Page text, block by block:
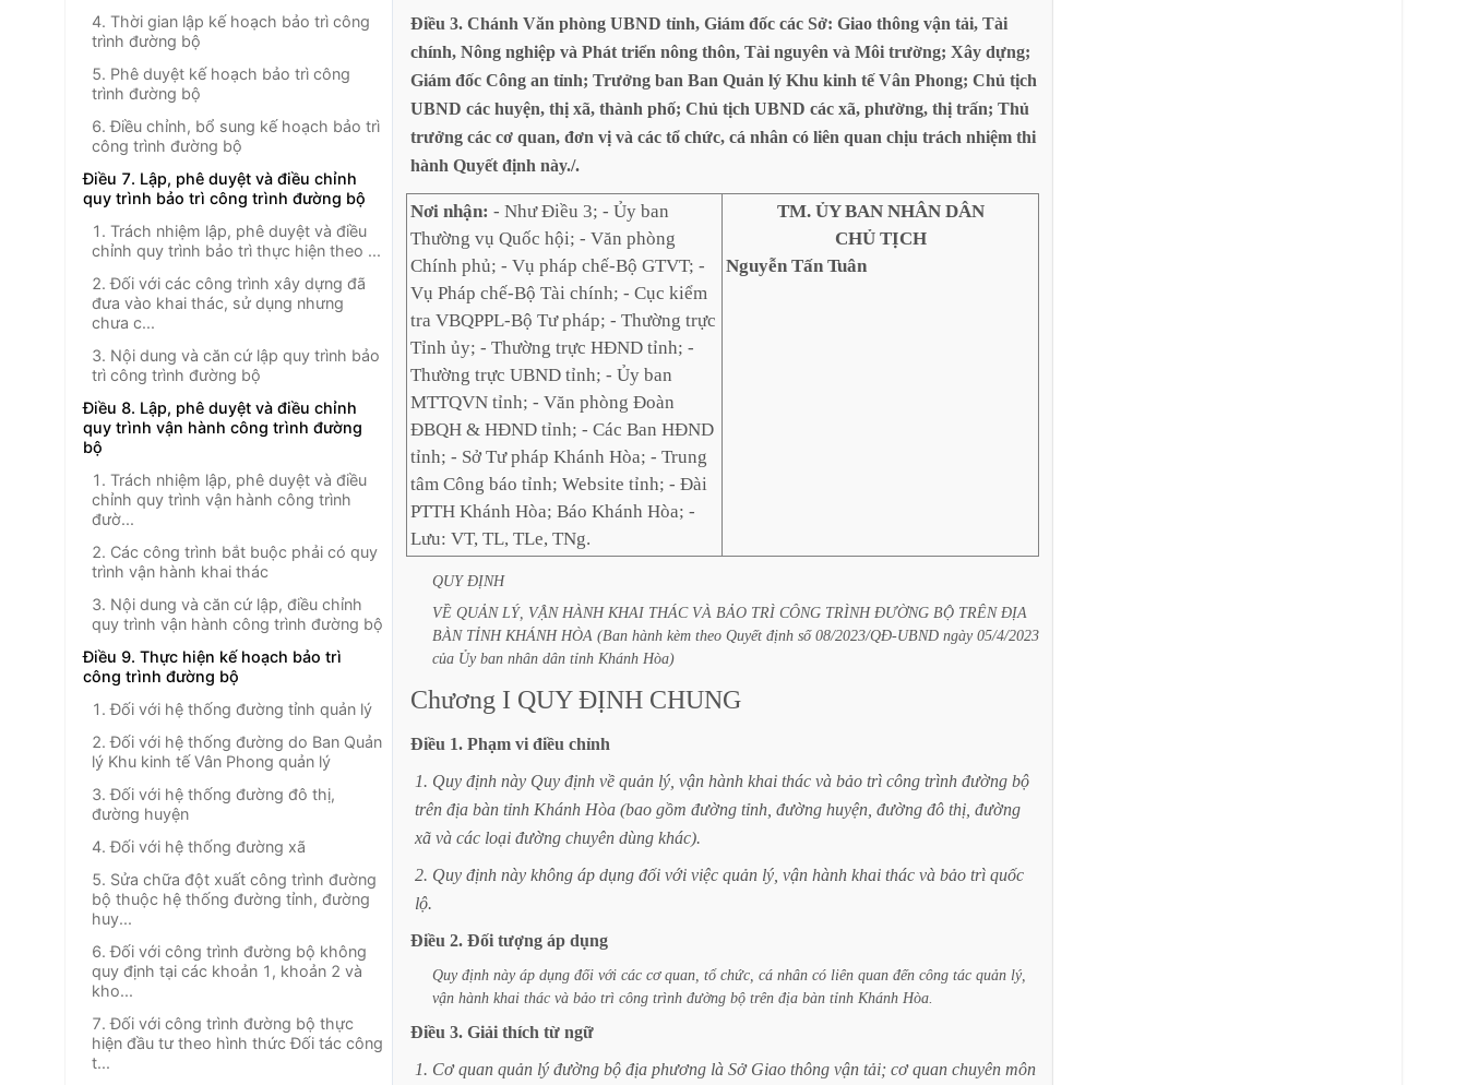
4. Thời gian lập kế hoạch bảo trì công
trình đường bộ
5. Phê duyệt kế hoạch bảo trì công
trình đường bộ
6. Điều chỉnh, bổ sung kế hoạch bảo trì
công trình đường bộ
Điều 7. Lập, phê duyệt và điều chỉnh
quy trình bảo trì công trình đường bộ
1. Trách nhiệm lập, phê duyệt và điều
chỉnh quy trình bảo trì thực hiện theo ...
2. Đối với các công trình xây dựng đã
đưa vào khai thác, sử dụng nhưng
chưa c...
3. Nội dung và căn cứ lập quy trình bảo
trì công trình đường bộ
Điều 8. Lập, phê duyệt và điều chỉnh
quy trình vận hành công trình đường
bộ
1. Trách nhiệm lập, phê duyệt và điều
chỉnh quy trình vận hành công trình
đườ...
2. Các công trình bắt buộc phải có quy
trình vận hành khai thác
3. Nội dung và căn cứ lập, điều chỉnh
quy trình vận hành công trình đường bộ
Điều 9. Thực hiện kế hoạch bảo trì
công trình đường bộ
1. Đối với hệ thống đường tỉnh quản lý
2. Đối với hệ thống đường do Ban Quản
lý Khu kinh tế Vân Phong quản lý
3. Đối với hệ thống đường đô thị,
đường huyện
4. Đối với hệ thống đường xã
5. Sửa chữa đột xuất công trình đường
bộ thuộc hệ thống đường tỉnh, đường
huy...
6. Đối với công trình đường bộ không
quy định tại các khoản 1, khoản 2 và
kho...
7. Đối với công trình đường bộ thực
hiện đầu tư theo hình thức Đối tác công
t...
Điều 3. Chánh Văn phòng UBND tỉnh, Giám đốc các Sở: Giao thông vận tải, Tài
chính, Nông nghiệp và Phát triển nông thôn, Tài nguyên và Môi trường; Xây dựng;
Giám đốc Công an tỉnh; Trưởng ban Ban Quản lý Khu kinh tế Vân Phong; Chủ tịch
UBND các huyện, thị xã, thành phố; Chủ tịch UBND các xã, phường, thị trấn; Thủ
trưởng các cơ quan, đơn vị và các tổ chức, cá nhân có liên quan chịu trách nhiệm thi
hành Quyết định này./.
Nơi nhận: - Như Điều 3; - Ủy ban
Thường vụ Quốc hội; - Văn phòng
Chính phủ; - Vụ pháp chế-Bộ GTVT; -
Vụ Pháp chế-Bộ Tài chính; - Cục kiểm
tra VBQPPL-Bộ Tư pháp; - Thường trực
Tỉnh ủy; - Thường trực HĐND tỉnh; -
Thường trực UBND tỉnh; - Ủy ban
MTTQVN tỉnh; - Văn phòng Đoàn
ĐBQH & HĐND tỉnh; - Các Ban HĐND
tỉnh; - Sở Tư pháp Khánh Hòa; - Trung
tâm Công báo tỉnh; Website tỉnh; - Đài
PTTH Khánh Hòa; Báo Khánh Hòa; -
Lưu: VT, TL, TLe, TNg.
TM. ỦY BAN NHÂN DÂN
CHỦ TỊCH
Nguyễn Tấn Tuân
QUY ĐỊNH
VỀ QUẢN LÝ, VẬN HÀNH KHAI THÁC VÀ BẢO TRÌ CÔNG TRÌNH ĐƯỜNG BỘ TRÊN ĐỊA
BÀN TỈNH KHÁNH HÒA (Ban hành kèm theo Quyết định số 08/2023/QĐ-UBND ngày 05/4/2023
của Ủy ban nhân dân tỉnh Khánh Hòa)
Chương I QUY ĐỊNH CHUNG
Điều 1. Phạm vi điều chỉnh
1. Quy định này Quy định về quản lý, vận hành khai thác và bảo trì công trình đường bộ
trên địa bàn tỉnh Khánh Hòa (bao gồm đường tỉnh, đường huyện, đường đô thị, đường
xã và các loại đường chuyên dùng khác).
2. Quy định này không áp dụng đối với việc quản lý, vận hành khai thác và bảo trì quốc
lộ.
Điều 2. Đối tượng áp dụng
Quy định này áp dụng đối với các cơ quan, tổ chức, cá nhân có liên quan đến công tác quản lý,
vận hành khai thác và bảo trì công trình đường bộ trên địa bàn tỉnh Khánh Hòa.
Điều 3. Giải thích từ ngữ
1. Cơ quan quản lý đường bộ địa phương là Sở Giao thông vận tải; cơ quan chuyên môn